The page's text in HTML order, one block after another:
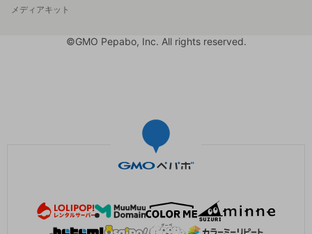
メディアキット
©GMO Pepabo, Inc. All rights reserved.